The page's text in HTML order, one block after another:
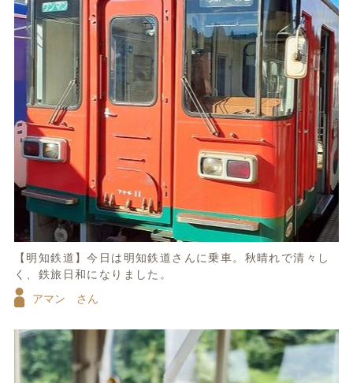
【明知鉄道】今日は明知鉄道さんに乗車。秋晴れで清々し
く、鉄旅日和になりました。
アマン さん